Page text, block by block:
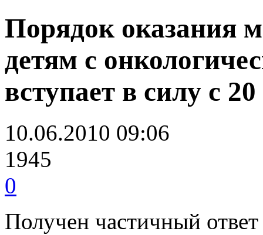
Порядок оказания
детям с
вступает в силу с
10.06.2010 09:06
1945
0
Получен частичный